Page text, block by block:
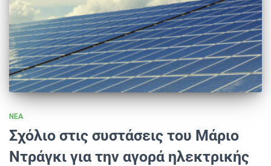
ΝΈΑ
Σχόλιο στις συστάσεις του Μάριο
Ντράγκι για την αγορά ηλεκτρικής